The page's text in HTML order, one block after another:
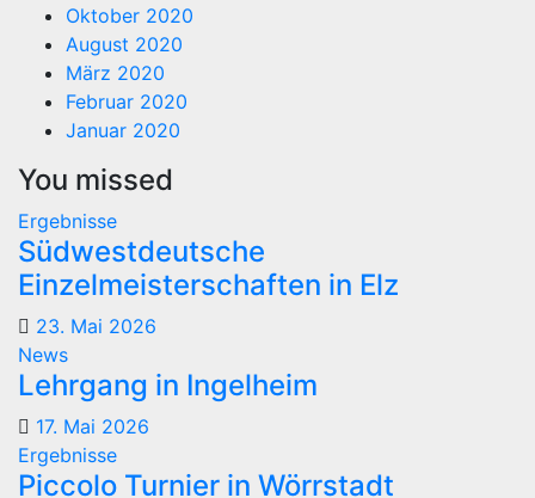
Oktober 2020
August 2020
März 2020
Februar 2020
Januar 2020
You missed
Ergebnisse
Südwestdeutsche
Einzelmeisterschaften in Elz
23. Mai 2026
News
Lehrgang in Ingelheim
17. Mai 2026
Ergebnisse
Piccolo Turnier in Wörrstadt